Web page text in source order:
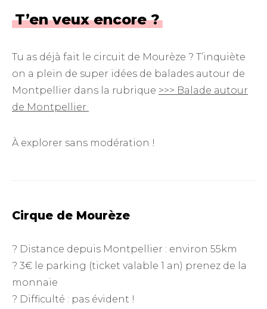
T’en veux encore ?
Tu as déjà fait le circuit de Mourèze ? T’inquiète
on a plein de super idées de balades autour de
Montpellier dans la rubrique >>> Balade autour
de Montpellier
À explorer sans modération !
Cirque de Mourèze
? Distance depuis Montpellier : environ 55km
? 3€ le parking (ticket valable 1 an) prenez de la
monnaie
? Difficulté : pas évident !